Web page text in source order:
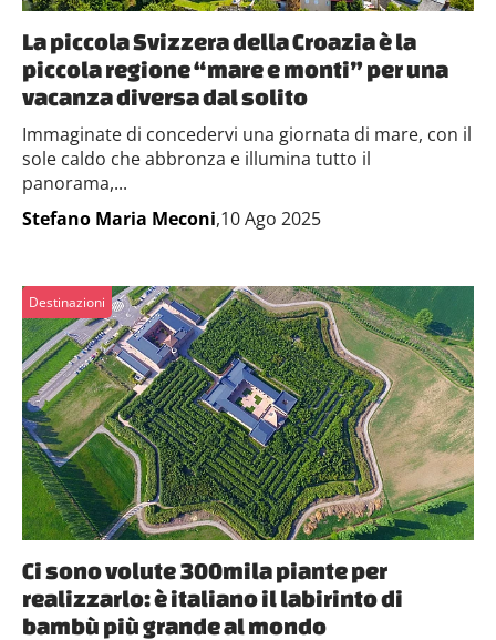
La piccola Svizzera della Croazia è la
piccola regione “mare e monti” per una
vacanza diversa dal solito
Immaginate di concedervi una giornata di mare, con il
sole caldo che abbronza e illumina tutto il
panorama,...
Stefano Maria Meconi,10 Ago 2025
Destinazioni
Ci sono volute 300mila piante per
realizzarlo: è italiano il labirinto di
bambù più grande al mondo